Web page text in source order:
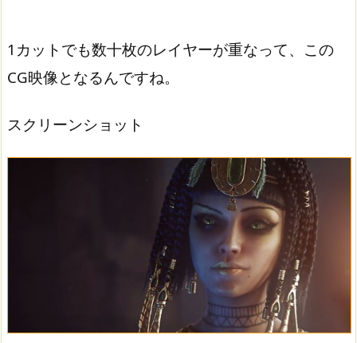
1カットでも数十枚のレイヤーが重なって、この
CG映像となるんですね。
スクリーンショット